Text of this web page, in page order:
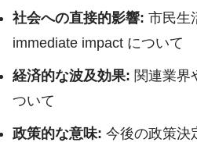
社会への直接的影響: 市民生
immediate impact について
経済的な波及効果: 関連業界
ついて
政策的な意味: 今後の政策決